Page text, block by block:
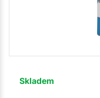
Skladem